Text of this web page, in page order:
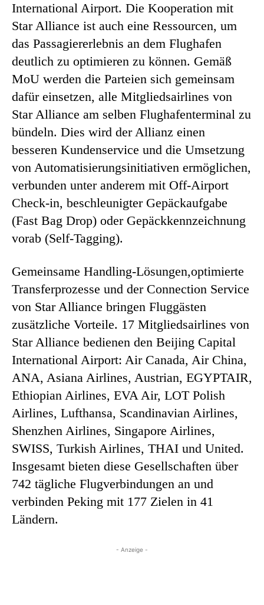
International Airport. Die Kooperation mit
Star Alliance ist auch eine Ressourcen, um
das Passagiererlebnis an dem Flughafen
deutlich zu optimieren zu können. Gemäß
MoU werden die Parteien sich gemeinsam
dafür einsetzen, alle Mitgliedsairlines von
Star Alliance am selben Flughafenterminal zu
bündeln. Dies wird der Allianz einen
besseren Kundenservice und die Umsetzung
von Automatisierungsinitiativen ermöglichen,
verbunden unter anderem mit Off-Airport
Check-in, beschleunigter Gepäckaufgabe
(Fast Bag Drop) oder Gepäckkennzeichnung
vorab (Self-Tagging).
Gemeinsame Handling-Lösungen,optimierte
Transferprozesse und der Connection Service
von Star Alliance bringen Fluggästen
zusätzliche Vorteile. 17 Mitgliedsairlines von
Star Alliance bedienen den Beijing Capital
International Airport: Air Canada, Air China,
ANA, Asiana Airlines, Austrian, EGYPTAIR,
Ethiopian Airlines, EVA Air, LOT Polish
Airlines, Lufthansa, Scandinavian Airlines,
Shenzhen Airlines, Singapore Airlines,
SWISS, Turkish Airlines, THAI und United.
Insgesamt bieten diese Gesellschaften über
742 tägliche Flugverbindungen an und
verbinden Peking mit 177 Zielen in 41
Ländern.
- Anzeige -